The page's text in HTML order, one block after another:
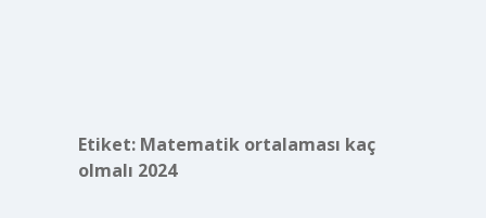
Etiket: Matematik ortalaması kaç
olmalı 2024